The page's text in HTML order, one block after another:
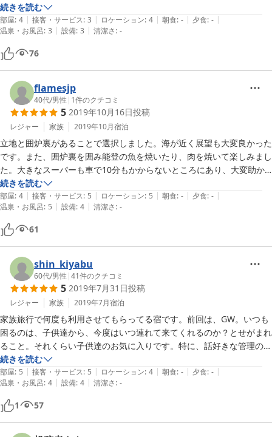
部屋の近くに乾燥機付きの洗濯機が設置されており自由に使用させて頂
き便利だった。
事前に到着予定時間を連絡してあったがスタッフが受付等に見当たらず
少し困惑した。
続きを読む
部屋: 4 | 接客・サービス: 3 | ロケーション: 4 | 朝食: - | 夕食: - |
温泉・お風呂: 3 | 設備: 3 | 清潔さ: -
76
flamesjp
40代/男性 | 1件のクチコミ
5 2019年10月16日投稿
レジャー 家族 2019年10月宿泊
立地と囲炉裏があることで選択しました。海が近く展望も大変良かった
です。また、囲炉裏を囲み能登の魚を焼いたり、肉を焼いて楽しみまし
た。大きなスーパーも車で10分もかからないところにあり、大変助か
りました。
二泊お世話になって新たな田舎が出来たみたいな感覚になり、また機会
があれば利用したいと思っています。
続きを読む
部屋: 4 | 接客・サービス: 5 | ロケーション: 5 | 朝食: - | 夕食: - |
温泉・お風呂: 5 | 設備: 4 | 清潔さ: -
61
shin_kiyabu
60代/男性 |41件のクチコミ
5 2019年7月31日投稿
レジャー 家族 2019年7月宿泊
家族旅行で何度も利用させてもらってる宿です。前回は、GW。いつも
困るのは、子供達から、今度はいつ連れて来てくれるのか？とせがまれ
ること。それくらい子供達のお気に入りです。特に、話好きな管理のお
じさんに可愛がられるのが嬉しいとのこと。おじさんは家庭の事情でし
ばらくお休みらしく残念ですが、また元気に復帰を心より願っていま
す。いつも心のこもった対応をいただき、本当にありがとうございまし
た。また利用させてもらいますので、おじさん、いつまでもお元気で、
復帰をお祈りします。
続きを読む
部屋: 5 | 接客・サービス: 5 | ロケーション: 4 | 朝食: - | 夕食: - |
温泉・お風呂: 4 | 設備: 4 | 清潔さ: -
1 57